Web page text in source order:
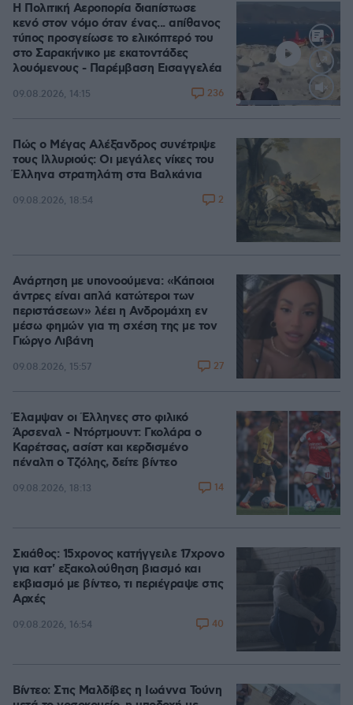
Loaded
Η Πολιτική Αεροπορία διαπίστωσε
κενό στον νόμο όταν ένας... απίθανος
τύπος προσγείωσε το ελικόπτερό του
στο Σαρακήνικο με εκατοντάδες
λουόμενους - Παρέμβαση Εισαγγελέα
09.08.2026, 14:15 236
Πώς ο Μέγας Αλέξανδρος συνέτριψε
τους Ιλλυριούς: Οι μεγάλες νίκες του
Έλληνα στρατηλάτη στα Βαλκάνια
09.08.2026, 18:54 2
Ανάρτηση με υπονοούμενα: «Κάποιοι
άντρες είναι απλά κατώτεροι των
περιστάσεων» λέει η Ανδρομάχη εν
μέσω φημών για τη σχέση της με τον
Γιώργο Λιβάνη
09.08.2026, 15:57 27
Έλαμψαν οι Έλληνες στο φιλικό
Άρσεναλ - Ντόρτμουντ: Γκολάρα ο
Καρέτσας, ασίστ και κερδισμένο
πέναλτι ο Τζόλης, δείτε βίντεο
09.08.2026, 18:13 14
Σκιάθος: 15χρονος κατήγγειλε 17χρονο
για κατ' εξακολούθηση βιασμό και
εκβιασμό με βίντεο, τι περιέγραψε στις
Αρχές
09.08.2026, 16:54 40
Βίντεο: Στις Μαλδίβες η Ιωάννα Τούνη